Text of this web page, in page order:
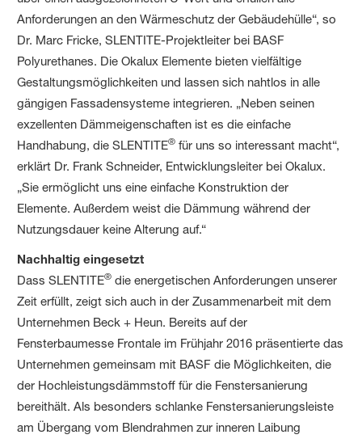
Anforderungen an den Wärmeschutz der Gebäudehülle“, so
Dr. Marc Fricke, SLENTITE-Projektleiter bei BASF
Polyurethanes. Die Okalux Elemente bieten vielfältige
Gestaltungsmöglichkeiten und lassen sich nahtlos in alle
gängigen Fassadensysteme integrieren. „Neben seinen
exzellenten Dämmeigenschaften ist es die einfache
Handhabung, die SLENTITE® für uns so interessant macht“,
erklärt Dr. Frank Schneider, Entwicklungsleiter bei Okalux.
„Sie ermöglicht uns eine einfache Konstruktion der
Elemente. Außerdem weist die Dämmung während der
Nutzungsdauer keine Alterung auf.“
Nachhaltig eingesetzt
Dass SLENTITE® die energetischen Anforderungen unserer
Zeit erfüllt, zeigt sich auch in der Zusammenarbeit mit dem
Unternehmen Beck + Heun. Bereits auf der
Fensterbaumesse Frontale im Frühjahr 2016 präsentierte das
Unternehmen gemeinsam mit BASF die Möglichkeiten, die
der Hochleistungsdämmstoff für die Fenstersanierung
bereithält. Als besonders schlanke Fenstersanierungsleiste
am Übergang vom Blendrahmen zur inneren Laibung